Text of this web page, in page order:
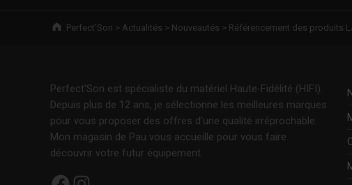
Breadcrumbs navigation
Perfect’Son > Actualités > Nouveautés > Référencement des produits
Perfect'Son est spécialiste du matériel Haute-Fidélité (HIFI).
Depuis plus de 12 ans, je sélectionne les meilleures marques
pour vous proposer des offres d'une qualité irréprochable.
Mon magasin de Pau vous accueille pour vous faire
découvrir votre futur équipement.